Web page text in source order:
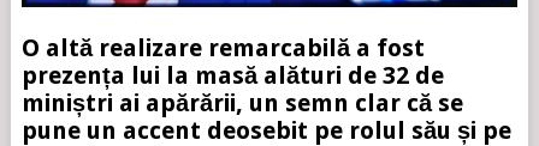
O altă realizare remarcabilă a fost
prezența lui la masă alături de 32 de
miniștri ai apărării, un semn clar că se
pune un accent deosebit pe rolul său și pe